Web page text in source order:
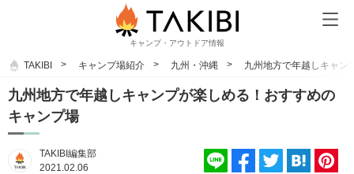
キャンプ・アウトドア情報
TAKIBI キャンプ場紹介 九州・沖縄 九州地方で年越しキャン
九州地方で年越しキャンプが楽しめる！おすすめの
キャンプ場
TAKIBI編集部
2021.02.06